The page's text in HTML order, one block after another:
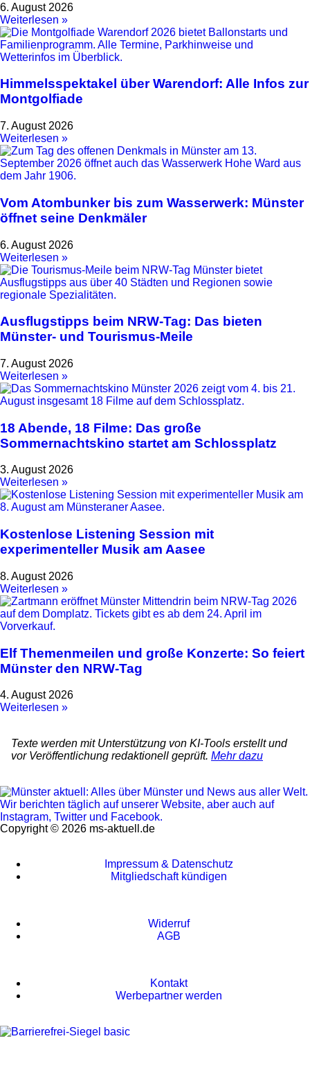
6. August 2026
Weiterlesen »
Himmelsspektakel über Warendorf: Alle Infos zur
Montgolfiade
7. August 2026
Weiterlesen »
Vom Atombunker bis zum Wasserwerk: Münster
öffnet seine Denkmäler
6. August 2026
Weiterlesen »
Ausflugstipps beim NRW-Tag: Das bieten
Münster- und Tourismus-Meile
7. August 2026
Weiterlesen »
18 Abende, 18 Filme: Das große
Sommernachtskino startet am Schlossplatz
3. August 2026
Weiterlesen »
Kostenlose Listening Session mit
experimenteller Musik am Aasee
8. August 2026
Weiterlesen »
Elf Themenmeilen und große Konzerte: So feiert
Münster den NRW-Tag
4. August 2026
Weiterlesen »
Texte werden mit Unterstützung von KI-Tools erstellt und
vor Veröffentlichung redaktionell geprüft. Mehr dazu
Copyright © 2026 ms-aktuell.de
Impressum & Datenschutz
Mitgliedschaft kündigen
Widerruf
AGB
Kontakt
Werbepartner werden